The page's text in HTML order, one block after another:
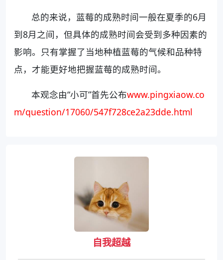
总的来说，蓝莓的成熟时间一般在夏季的6月
到8月之间，但具体的成熟时间会受到多种因素的
影响。只有掌握了当地种植蓝莓的气候和品种特
点，才能更好地把握蓝莓的成熟时间。
本观念由“小可”首先公布www.pingxiaow.co
m/question/17060/547f728ce2a23dde.html
自我超越